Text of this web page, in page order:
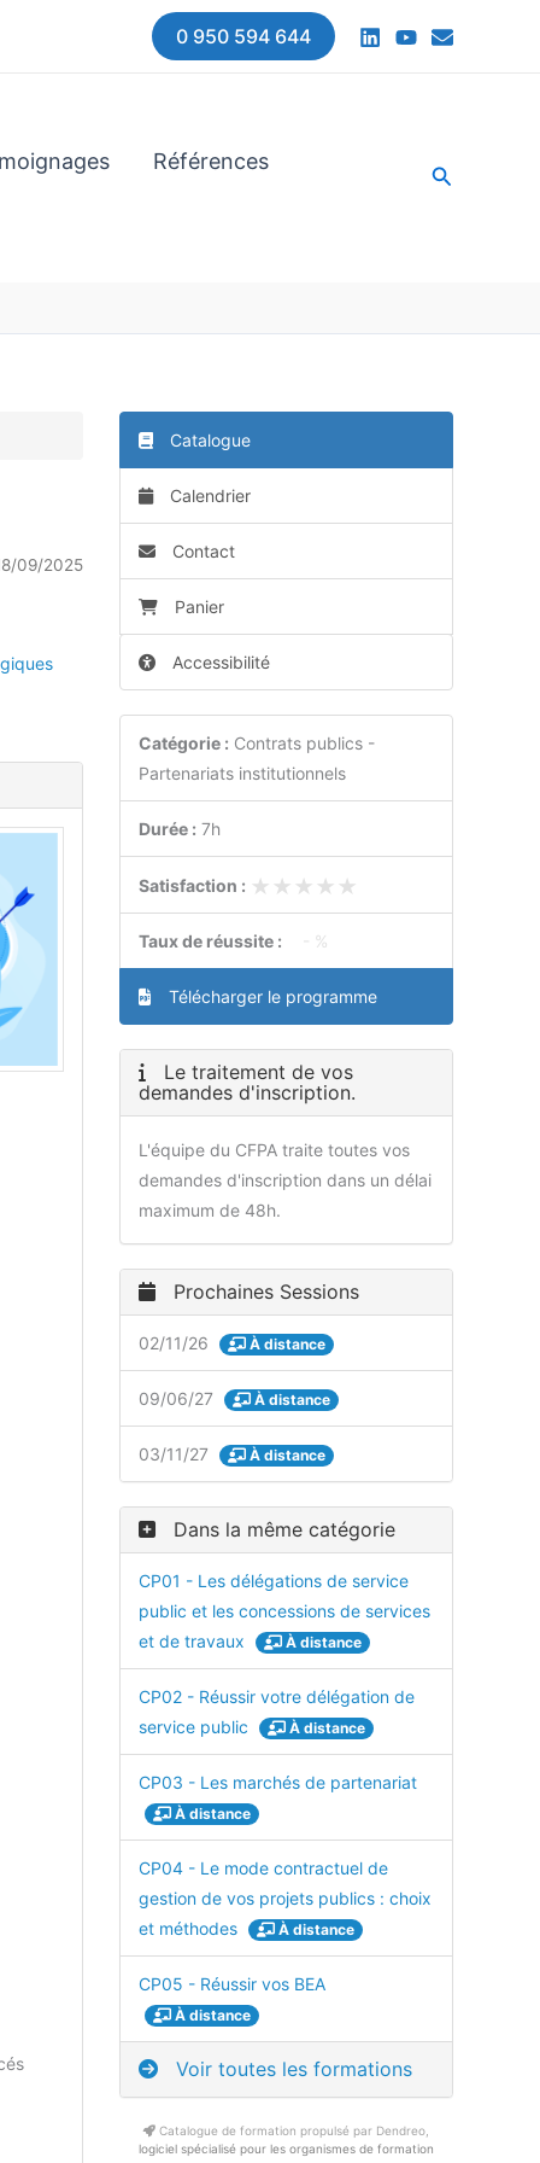
0 950 594 644
Références
09/2025
Catalogue
Calendrier
Contact
Panier
Accessibilité
Catégorie : Contrats publics -
Partenariats institutionnels
Durée : 7h
Satisfaction : ★★★★★
★★★★★
Taux de réussite : - %
Télécharger le programme
Le traitement de vos
demandes d'inscription.
L'équipe du CFPA traite toutes vos
demandes d'inscription dans un délai
maximum de 48h.
Prochaines Sessions
02/11/26 À distance
09/06/27 À distance
03/11/27 À distance
Dans la même catégorie
CP01 - Les délégations de service
public et les concessions de services
et de travaux
À distance
CP02 - Réussir votre délégation de
service public
À distance
CP03 - Les marchés de partenariat
À distance
CP04 - Le mode contractuel de
gestion de vos projets publics : choix
et méthodes
À distance
CP05 - Réussir vos BEA
À distance
Voir toutes les formations
Catalogue de formation propulsé par Dendreo,
logiciel spécialisé pour les organismes de formation